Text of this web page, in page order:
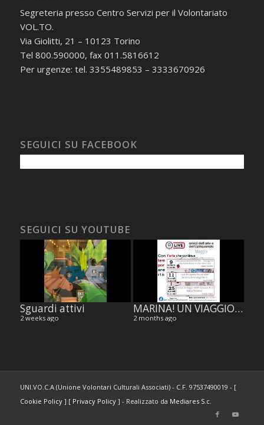
Segreteria presso Centro Servizi per il Volontariato
VOL.TO.
Via Giolitti, 21 – 10123 Torino
Tel 800.590000, fax 011.5816612
Per urgenze: tel. 3355489853 – 3333670926
SEGUICI SU FACEBOOK
SEGUICI SU YOUTUBE
Sguardi attivi
2 weeks ago
MARINA! UN VIAGGIO NELLA PERFORMANCE ART DI MARINA ABRAMOVIC, di Jennifer Celani.
2 months ago
UNI.VO.C.A (Unione Volontari Culturali Associati) - C.F. 97537490019 - [
Cookie Policy] [ Privacy Policy] - Realizzato da Mediares S.c.